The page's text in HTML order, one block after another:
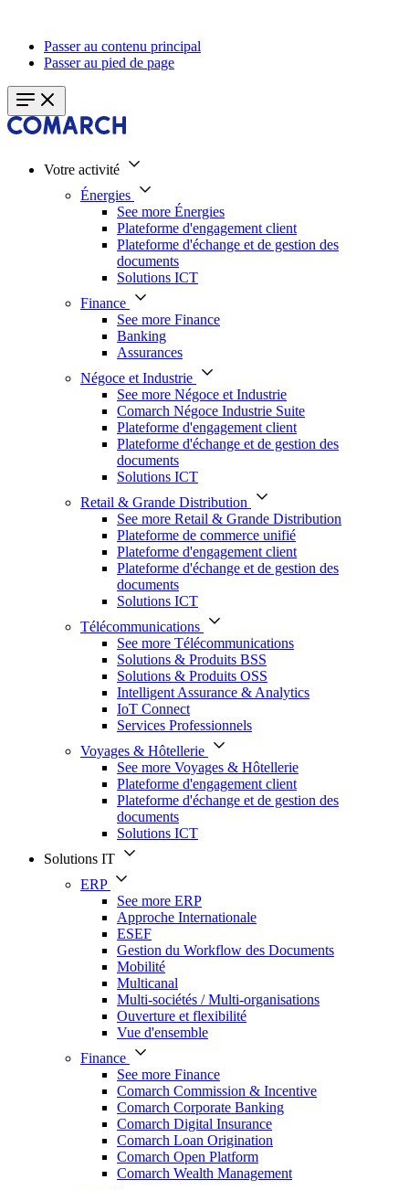
Passer au contenu principal
Passer au pied de page
Votre activité
Énergies
See more Énergies
Plateforme d'engagement client
Plateforme d'échange et de gestion des
documents
Solutions ICT
Finance
See more Finance
Banking
Assurances
Négoce et Industrie
See more Négoce et Industrie
Comarch Négoce Industrie Suite
Plateforme d'engagement client
Plateforme d'échange et de gestion des
documents
Solutions ICT
Retail & Grande Distribution
See more Retail & Grande Distribution
Plateforme de commerce unifié
Plateforme d'engagement client
Plateforme d'échange et de gestion des
documents
Solutions ICT
Télécommunications
See more Télécommunications
Solutions & Produits BSS
Solutions & Produits OSS
Intelligent Assurance & Analytics
IoT Connect
Services Professionnels
Voyages & Hôtellerie
See more Voyages & Hôtellerie
Plateforme d'engagement client
Plateforme d'échange et de gestion des
documents
Solutions ICT
Solutions IT
ERP
See more ERP
Approche Internationale
ESEF
Gestion du Workflow des Documents
Mobilité
Multicanal
Multi-sociétés / Multi-organisations
Ouverture et flexibilité
Vue d'ensemble
Finance
See more Finance
Comarch Commission & Incentive
Comarch Corporate Banking
Comarch Digital Insurance
Comarch Loan Origination
Comarch Open Platform
Comarch Wealth Management